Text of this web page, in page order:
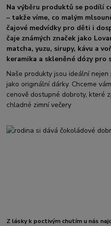
Na výběru produktů se podílí
– takže víme, co malým
čajové medvídky pro děti i
čaje známých značek jako
matcha, yuzu, sirupy, kávu a
keramika a skleněné dózy pro
Naše produkty jsou ideální
jako originální dárky. Chceme
cenově dostupné dobroty, které
chladné zimní večery
Z lásky k poctivým chutím u nás